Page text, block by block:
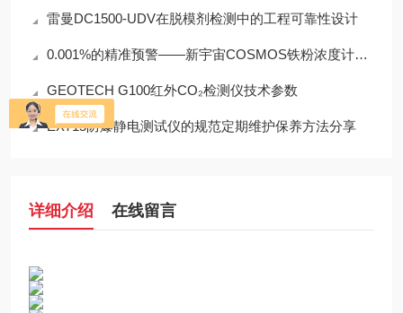
雷曼DC1500-UDV在脱模剂检测中的工程可靠性设计
0.001%的精准预警——新宇宙COSMOS铁粉浓度计SDM-72守护齿轮箱健康
GEOTECH G100红外CO₂检测仪技术参数
EX715防爆静电测试仪的规范定期维护保养方法分享
详细介绍 在线留言